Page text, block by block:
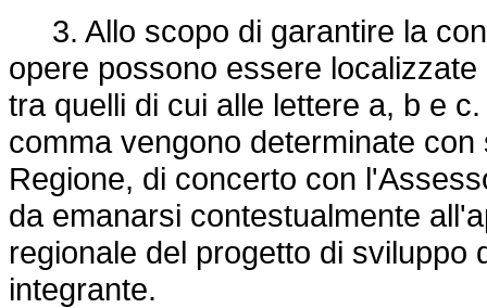
3. Allo scopo di garantire la
opere possono essere
tra quelli di cui alle lettere a, b e
comma vengono determinate
Regione, di concerto con
da emanarsi contestualmente
regionale del progetto di
integrante.